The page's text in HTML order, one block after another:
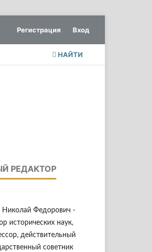
НАЙТИ
Регистрация Вход
РЕДАКТОР
Николай Федорович -
исторических наук,
действительный
советник